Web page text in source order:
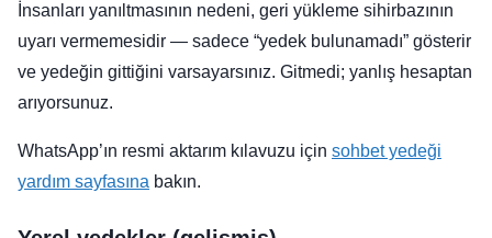
İnsanları yanıltmasının nedeni, geri yükleme sihirbazının
uyarı vermemesidir — sadece “yedek bulunamadı” gösterir
ve yedeğin gittiğini varsayarsınız. Gitmedi; yanlış hesaptan
arıyorsunuz.
WhatsApp’ın resmi aktarım kılavuzu için sohbet yedeği
yardım sayfasına bakın.